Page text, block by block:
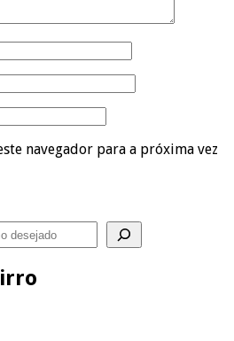
navegador para a próxima vez